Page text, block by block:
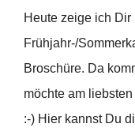
Heute zeige ich
Frühjahr-/
Broschüre. Da
möchte am
:-) Hier kannst Du